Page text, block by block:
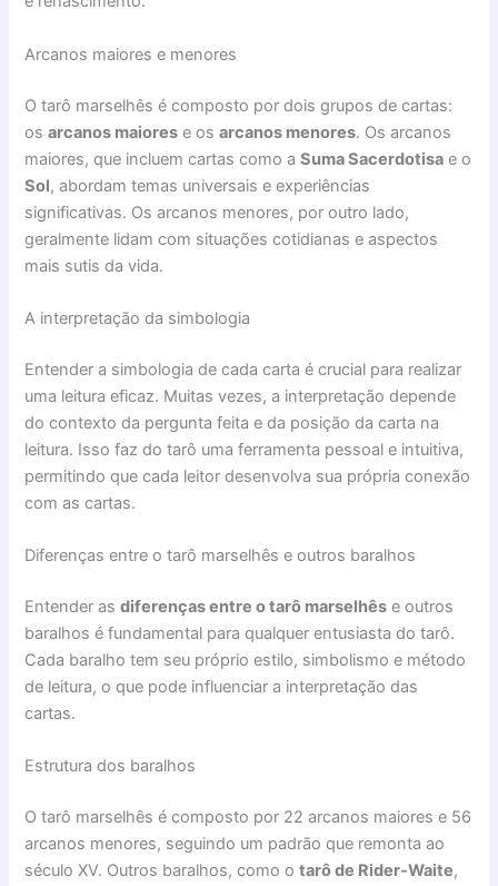
Arcanos maiores e menores
O tarô marselhês é composto por dois grupos de cartas:
osarcanos maiores e osarcanos menores. Os arcanos
maiores, que incluem cartas como aSuma Sacerdotisa e o
Sol, abordam temas universais e experiências
significativas. Os arcanos menores, por outro lado,
geralmente lidam com situações cotidianas e aspectos
mais sutis da vida.
A interpretação da simbologia
Entender a simbologia de cada carta é crucial para realizar
uma leitura eficaz. Muitas vezes, a interpretação depende
do contexto da pergunta feita e da posição da carta na
leitura. Isso faz do tarô uma ferramenta pessoal e intuitiva,
permitindo que cada leitor desenvolva sua própria conexão
com as cartas.
Diferenças entre o tarô marselhês e outros baralhos
Entender asdiferenças entre o tarô marselhês e outros
baralhos é fundamental para qualquer entusiasta do tarô.
Cada baralho tem seu próprio estilo, simbolismo e método
de leitura, o que pode influenciar a interpretação das
cartas.
Estrutura dos baralhos
O tarô marselhês é composto por 22 arcanos maiores e 56
arcanos menores, seguindo um padrão que remonta ao
século XV. Outros baralhos, como otarô de Rider-Waite,